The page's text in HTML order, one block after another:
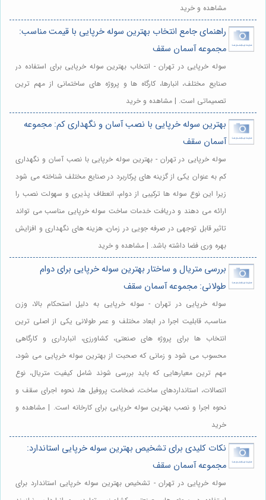
مشاهده و خرید
راهنمای جامع انتخاب بهترین سوله خرپایی با قیمت مناسب:
مجموعه آسمان سقف
سوله خرپایی در تهران - انتخاب بهترین سوله خرپایی برای استفاده در
صنایع مختلف، انبارها، کارگاه ها و پروژه های ساختمانی از مهم ترین
تصمیماتی است. | مشاهده و خرید
بهترین سوله خرپایی با نصب آسان و نگهداری کم: مجموعه
آسمان سقف
سوله خرپایی در تهران - بهترین سوله خرپایی با نصب آسان و نگهداری
کم به عنوان یکی از گزینه های پرکاربرد در صنایع مختلف شناخته می شود
زیرا این نوع سوله ها ترکیبی از دوام، انعطاف پذیری و سهولت نصب را
ارائه می دهند و دریافت خدمات ساخت سوله خرپایی مناسب می تواند
تاثیر قابل توجهی در صرفه جویی در زمان، هزینه های نگهداری و افزایش
بهره وری فضا داشته باشد. | مشاهده و خرید
بررسی متریال و ساختار بهترین سوله خرپایی برای دوام
طولانی: مجموعه آسمان سقف
سوله خرپایی در تهران - سوله خرپایی به دلیل استحکام بالا، وزن
مناسب، قابلیت اجرا در ابعاد مختلف و عمر طولانی یکی از اصلی ترین
انتخاب ها برای پروژه های صنعتی، کشاورزی، انبارداری و کارگاهی
محسوب می شود و زمانی که صحبت از بهترین سوله خرپایی می شود،
مهم ترین معیارهایی که باید بررسی شوند شامل کیفیت متریال، نوع
اتصالات، استانداردهای ساخت، ضخامت پروفیل ها، نحوه اجرای سقف و
نحوه اجرا و نصب بهترین سوله خرپایی برای کارخانه است. | مشاهده و
خرید
نکات کلیدی برای تشخیص بهترین سوله خرپایی استاندارد:
مجموعه آسمان سقف
سوله خرپایی در تهران - تشخیص بهترین سوله خرپایی استاندارد برای